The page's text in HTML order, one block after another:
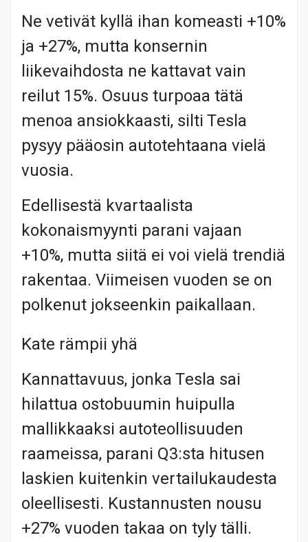
Ne vetivät kyllä ihan komeasti +10%
ja +27%, mutta konsernin
liikevaihdosta ne kattavat vain
reilut 15%. Osuus turpoaa tätä
menoa ansiokkaasti, silti Tesla
pysyy pääosin autotehtaana vielä
vuosia.
Edellisestä kvartaalista
kokonaismyynti parani vajaan
+10%, mutta siitä ei voi vielä trendiä
rakentaa. Viimeisen vuoden se on
polkenut jokseenkin paikallaan.
Kate rämpii yhä
Kannattavuus, jonka Tesla sai
hilattua ostobuumin huipulla
mallikkaaksi autoteollisuuden
raameissa, parani Q3:sta hitusen
laskien kuitenkin vertailukaudesta
oleellisesti. Kustannusten nousu
+27% vuoden takaa on tyly tälli.